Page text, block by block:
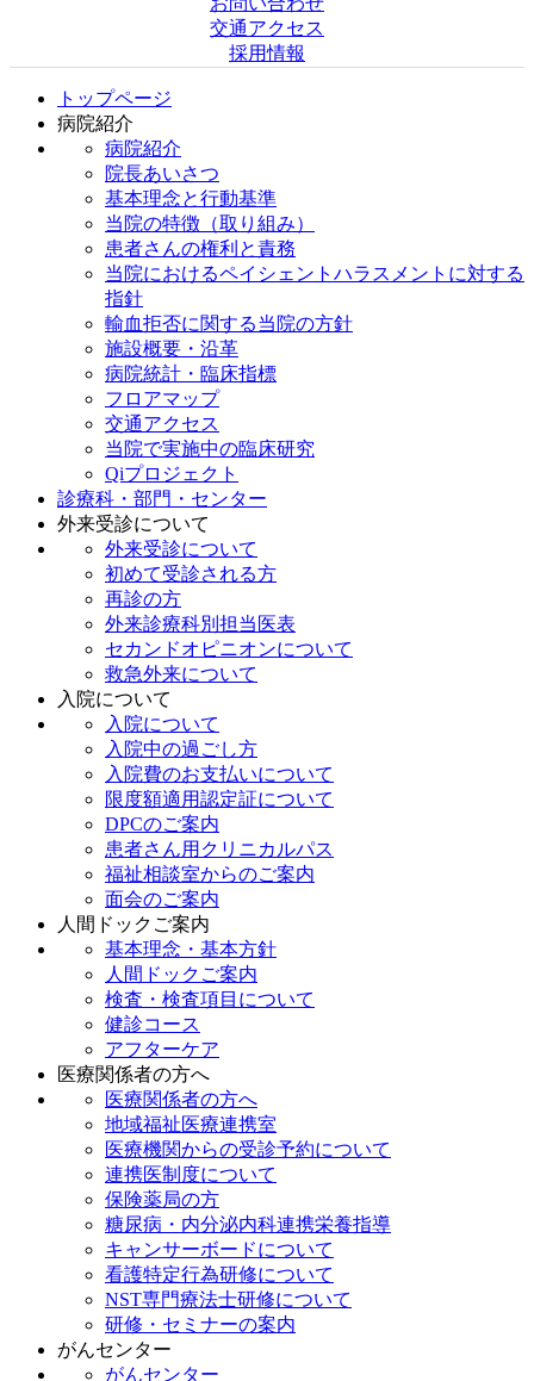
交通アクセス
採用情報
トップページ
病院紹介
病院紹介
院長あいさつ
基本理念と行動基準
当院の特徴（取り組み）
患者さんの権利と責務
当院におけるペイシェントハラスメントに対する
指針
輸血拒否に関する当院の方針
施設概要・沿革
病院統計・臨床指標
フロアマップ
交通アクセス
当院で実施中の臨床研究
Qiプロジェクト
診療科・部門・センター
外来受診について
外来受診について
初めて受診される方
再診の方
外来診療科別担当医表
セカンドオピニオンについて
救急外来について
入院について
入院について
入院中の過ごし方
入院費のお支払いについて
限度額適用認定証について
DPCのご案内
患者さん用クリニカルパス
福祉相談室からのご案内
面会のご案内
人間ドックご案内
基本理念・基本方針
人間ドックご案内
検査・検査項目について
健診コース
アフターケア
医療関係者の方へ
医療関係者の方へ
地域福祉医療連携室
医療機関からの受診予約について
連携医制度について
保険薬局の方
糖尿病・内分泌内科連携栄養指導
キャンサーボードについて
看護特定行為研修について
NST専門療法士研修について
研修・セミナーの案内
がんセンター
がんセンター